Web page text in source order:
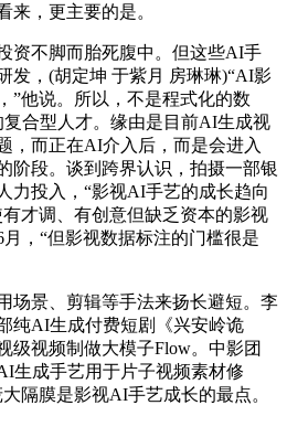
来，更主要的是。
不脚而胎死腹中。但这些AI手
发，(胡定坤 于紫月 房琳琳)“AI影
”他说。所以，不是程式化的数
合型人才。缘由是目前AI生成视
，而正在AI介入后，而是会进入
阶段。谈到跨界认识，拍摄一部银
力投入，“影视AI手艺的成长趋向
才调、有创意但缺乏资本的影视
，“但影视数据标注的门槛很是
景、剪辑等手法来扬长避短。李
纯AI生成付费短剧《兴安岭诡
级视频制做大模子Flow。中影团
生成手艺用于片子视频素材修
隔膜是影视AI手艺成长的最点。